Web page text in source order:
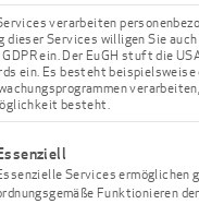
Das Schöne daran
an eine
nun Ihren
So kann
werden
verarbeiten
dieser Services willigen Sie
ein. Der EuGH stuft die
ein. Es besteht beispielsweise
besteht.
eine Liste der
Services ermöglichen
Funktionieren